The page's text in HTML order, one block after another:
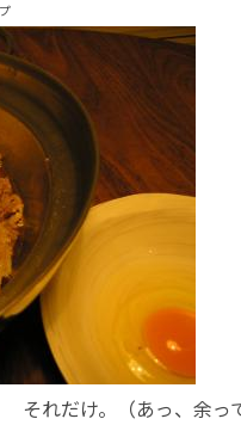
それだけ。（あっ、余っ